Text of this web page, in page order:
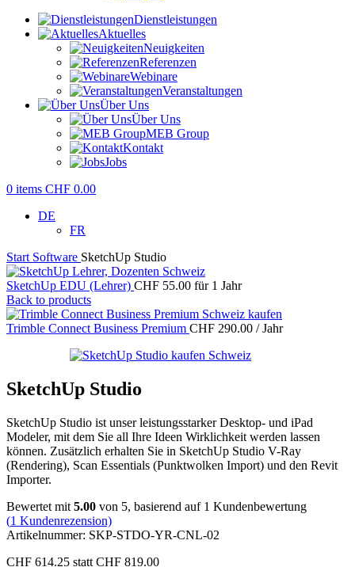
Dienstleistungen
Aktuelles
Neuigkeiten
Referenzen
Webinare
Veranstaltungen
Über Uns
Über Uns
MEB Group
Kontakt
Jobs
0 items CHF 0.00
DE
FR
Start Software SketchUp Studio
SketchUp EDU (Lehrer) CHF 55.00 für 1 Jahr
Back to products
Trimble Connect Business Premium CHF 290.00 / Jahr
SketchUp Studio
SketchUp Studio ist unser leistungsstarker Desktop- und iPad
Modeler, mit dem Sie all Ihre Ideen Wirklichkeit werden lassen
können. Zusätzlich erhalten Sie in SketchUp Studio V-Ray
(Rendering), Scan Essentials (Punktwolken Import) und den Revit
Importer.
Bewertet mit 5.00 von 5, basierend auf 1 Kundenbewertung
(1 Kundenrezension)
Artikelnummer: SKP-STDO-YR-CNL-02
CHF 614.25 statt CHF 819.00